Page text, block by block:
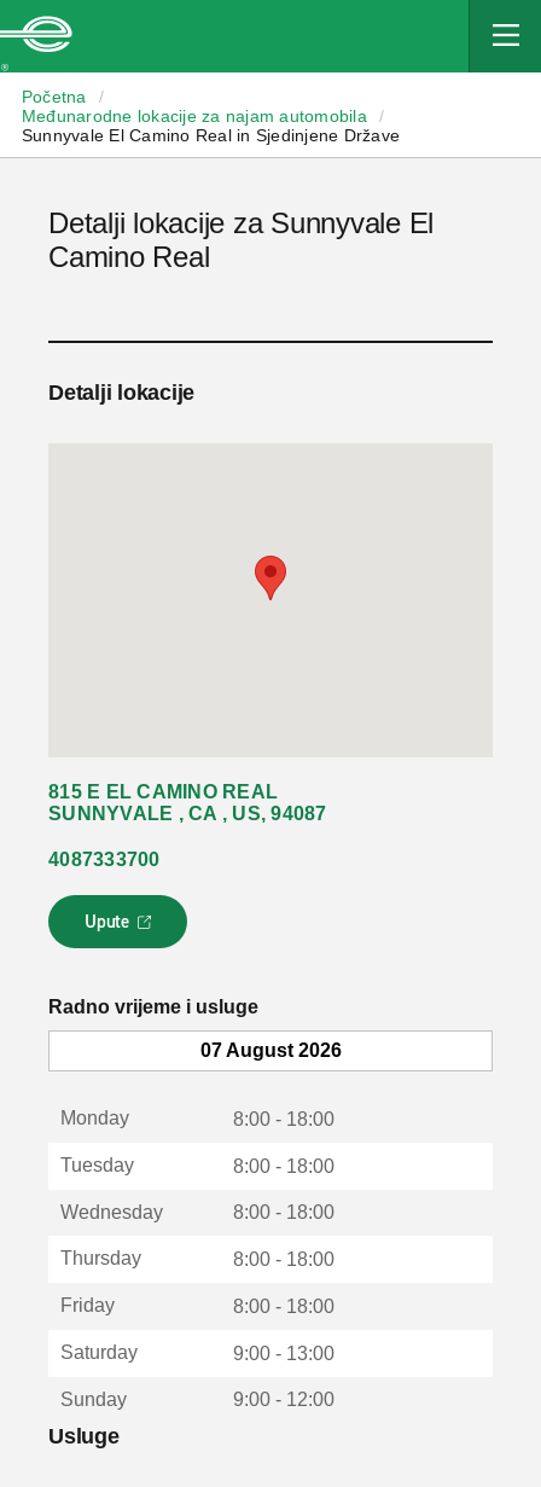
Početna
/
Međunarodne lokacije za najam automobila
/
Sunnyvale El Camino Real in Sjedinjene Države
Detalji lokacije za Sunnyvale El
Camino Real
Detalji lokacije
815 E EL CAMINO REAL
SUNNYVALE , CA , US, 94087
4087333700
Upute
L
i
k
o
u
Radno vrijeme i usluge
07 August 2026
Monday 8:00 - 18:00
Tuesday 8:00 - 18:00
Wednesday 8:00 - 18:00
Thursday 8:00 - 18:00
Friday 8:00 - 18:00
Saturday 9:00 - 13:00
Sunday 9:00 - 12:00
Usluge